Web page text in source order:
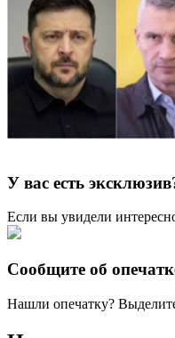
У вас есть
Если вы увидели
Сообщите об
Нашли опечатку?